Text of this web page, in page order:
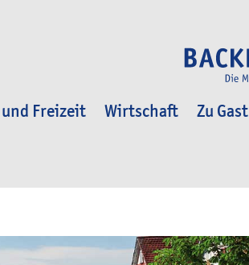
Freizeit Wirtschaft Zu Gast